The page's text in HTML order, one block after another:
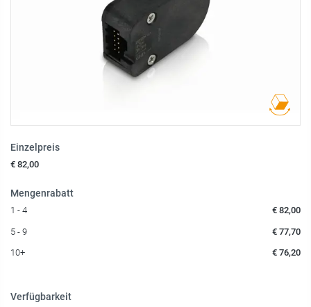
Einzelpreis
€ 82,00
Mengenrabatt
1 - 4 € 82,00
5 - 9 € 77,70
10+ € 76,20
Verfügbarkeit